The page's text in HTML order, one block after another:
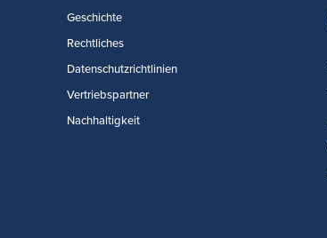
Geschichte
Rechtliches
Datenschutzrichtlinien
Vertriebspartner
Nachhaltigkeit